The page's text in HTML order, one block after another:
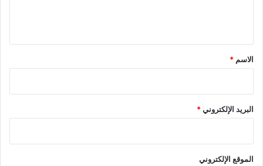
*
الاسم *
البريد الإلكتروني*
الموقع الإلكتروني